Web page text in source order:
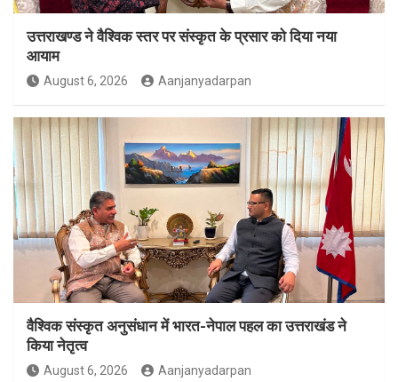
उत्तराखण्ड ने वैश्विक स्तर पर संस्कृत के प्रसार को दिया नया
आयाम
August 6, 2026 Aanjanyadarpan
वैश्विक संस्कृत अनुसंधान में भारत-नेपाल पहल का उत्तराखंड ने
किया नेतृत्व
August 6, 2026 Aanjanyadarpan